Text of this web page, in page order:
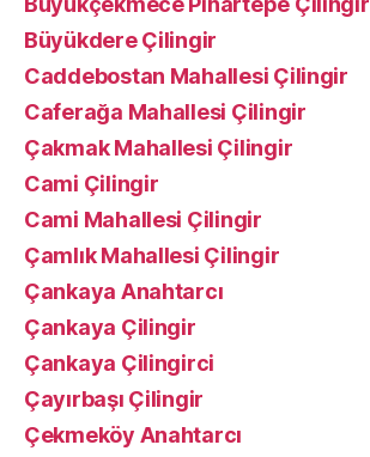
Büyükdere Çilingir
Caddebostan Mahallesi Çilingir
Caferağa Mahallesi Çilingir
Çakmak Mahallesi Çilingir
Cami Çilingir
Cami Mahallesi Çilingir
Çamlık Mahallesi Çilingir
Çankaya Anahtarcı
Çankaya Çilingir
Çankaya Çilingirci
Çayırbaşı Çilingir
Çekmeköy Anahtarcı